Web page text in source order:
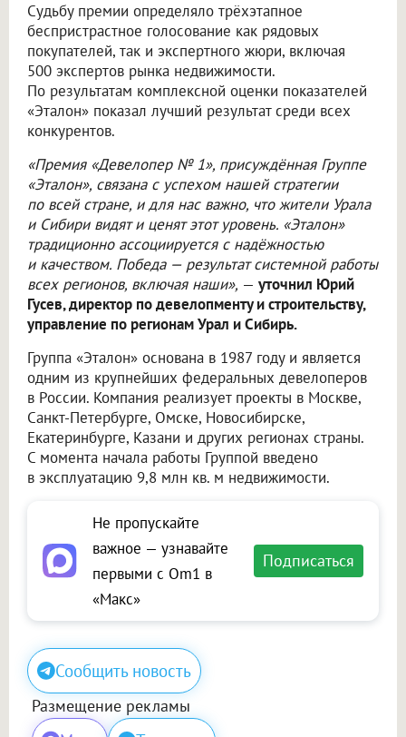
Судьбу премии определяло трёхэтапное
беспристрастное голосование как рядовых
покупателей, так и экспертного жюри, включая
500 экспертов рынка недвижимости.
По результатам комплексной оценки показателей
«Эталон» показал лучший результат среди всех
конкурентов.
«Премия «Девелопер № 1», присуждённая Группе
«Эталон», связана с успехом нашей стратегии
по всей стране, и для нас важно, что жители Урала
и Сибири видят и ценят этот уровень. «Эталон»
традиционно ассоциируется с надёжностью
и качеством. Победа — результат системной работы
всех регионов, включая наши», — уточнил Юрий
Гусев, директор по девелопменту и строительству,
управление по регионам Урал и Сибирь.
Группа «Эталон» основана в 1987 году и является
одним из крупнейших федеральных девелоперов
в России. Компания реализует проекты в Москве,
Санкт-Петербурге, Омске, Новосибирске,
Екатеринбурге, Казани и других регионах страны.
С момента начала работы Группой введено
в эксплуатацию 9,8 млн кв. м недвижимости.
Не пропускайте
важное — узнавайте
первыми с Om1 в
«Макс»
Подписаться
Сообщить новость
Размещение рекламы